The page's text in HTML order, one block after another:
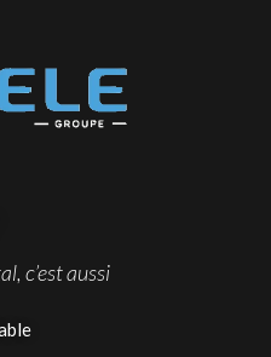
c’est aussi